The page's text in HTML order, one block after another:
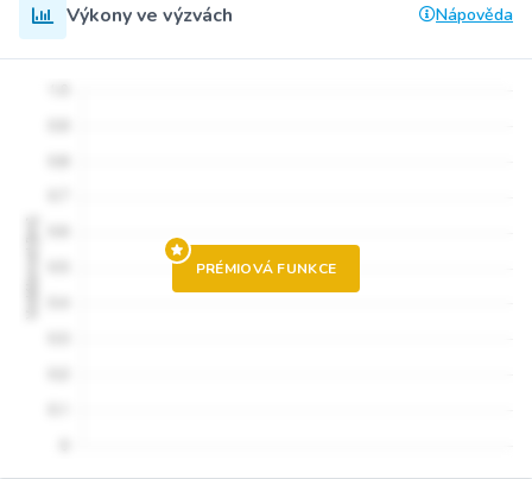
Výkony ve výzvách Nápověda
PRÉMIOVÁ FUNKCE